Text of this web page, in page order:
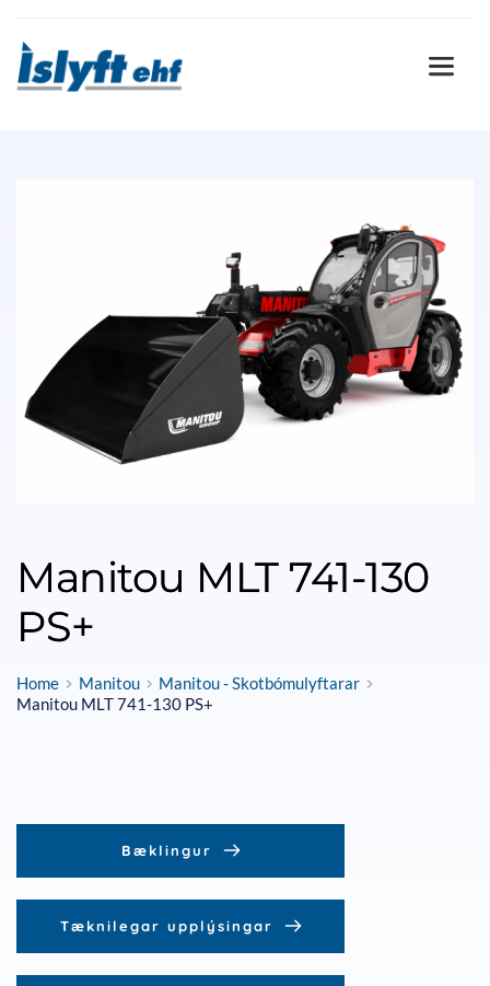
Manitou MLT 741-130
PS+
Home Manitou
Manitou - Skotbómulyftarar
Manitou MLT 741-130 PS+
Bæklingur
Tæknilegar upplýsingar